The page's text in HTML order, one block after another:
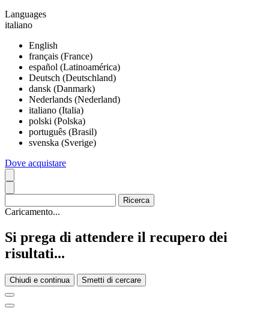
Languages
italiano
English
français (France)
español (Latinoamérica)
Deutsch (Deutschland)
dansk (Danmark)
Nederlands (Nederland)
italiano (Italia)
polski (Polska)
português (Brasil)
svenska (Sverige)
Dove acquistare
Caricamento...
Si prega di attendere il recupero dei
risultati...
Chiudi e continua Smetti di cercare